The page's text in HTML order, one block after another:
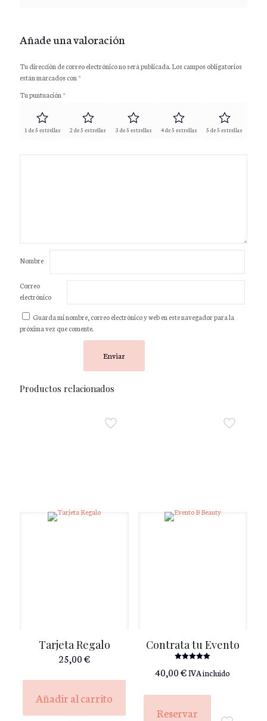
Añade una valoración
Tu dirección de correo electrónico no será publicada.Los campos obligatorios
están marcados con*
Tu puntuación*
1 de 5 estrellas 2 de 5 estrellas 3 de 5 estrellas 4 de 5 estrellas 5 de 5 estrellas
Nombre
Correo
electrónico
Guarda mi nombre, correo electrónico y web en este navegador para la
próxima vez que comente.
Productos relacionados
Tarjeta Regalo
25,00€
Añadir al carrito
Contrata tu Evento
con
5.00
40,00€IVA incluido
Reservar